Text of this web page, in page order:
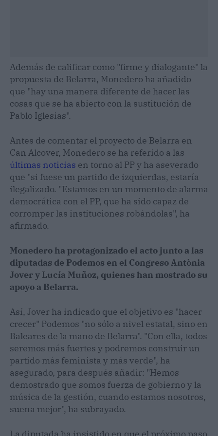
Además de calificar como "firme y dialogante" la
propuesta de Belarra, Monedero ha añadido
que "hay una manera diferente de hacer las
cosas que se ha abierto con la sustitución de
Pablo Iglesias".
Antes de comentar el proyecto de Belarra en
Can Alcover, Monedero se ha referido a las
últimas noticias en torno al PP y ha aseverado
que "si fuese un partido de izquierdas, estaría
ilegalizado. "Estamos en un momento de alarma
democrática con el PP, que ha sido capaz de
corromper las instituciones robándolas", ha
afirmado.
Monedero ha protagonizado el acto junto a las
diputadas de Podemos en el Congreso Antònia
Jover y Lucía Muñoz, quienes han mostrado su
apoyo a Belarra.
Así, Jover ha indicado que el objetivo es "hacer
crecer" Podemos "no sólo a nivel estatal, sino en
Baleares de la mano de Belarra". "Con ella, todos
seremos más fuertes y podremos construir un
partido más feminista y más verde", ha
asegurado, para después añadir: "Hemos
demostrado que somos fuerza de gobierno y la
música de la gestión, cuando estamos nosotros,
suena mejor", ha subrayado.